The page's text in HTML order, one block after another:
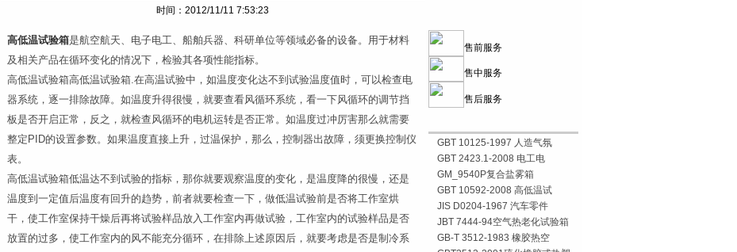
时间：2012/11/11 7:53:23
高低温试验箱是航空航天、电子电工、船舶兵器、科研单位等领域必备的设备。用于材料
及相关产品在循环变化的情况下，检验其各项性能指标。
高低温试验箱高低温试验箱.在高温试验中，如温度变化达不到试验温度值时，可以检查电
器系统，逐一排除故障。如温度升得很慢，就要查看风循环系统，看一下风循环的调节挡
板是否开启正常，反之，就检查风循环的电机运转是否正常。如温度过冲厉害那么就需要
整定PID的设置参数。如果温度直接上升，过温保护，那么，控制器出故障，须更换控制仪
表。
高低温试验箱低温达不到试验的指标，那你就要观察温度的变化，是温度降的很慢，还是
温度到一定值后温度有回升的趋势，前者就要检查一下，做低温试验前是否将工作室烘
干，使工作室保持干燥后再将试验样品放入工作室内再做试验，工作室内的试验样品是否
放置的过多，使工作室内的风不能充分循环，在排除上述原因后，就要考虑是否是制冷系
售前服务
售中服务
售后服务
GBT 10125-1997 人造气氛
GBT 2423.1-2008 电工电
GM_9540P复合盐雾箱
GBT 10592-2008 高低温试
JIS D0204-1967 汽车零件
JBT 7444-94空气热老化试验箱
GB-T 3512-1983 橡胶热空